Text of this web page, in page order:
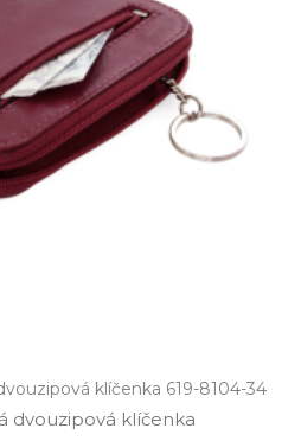
klíčenka 619-8104-34
dvouzipová klíčenka